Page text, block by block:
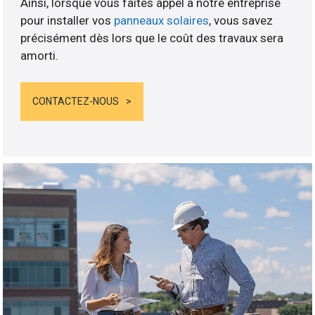
pour installer vos panneaux solaires, vous savez
précisément dès lors que le coût des travaux sera
amorti.
CONTACTEZ-NOUS